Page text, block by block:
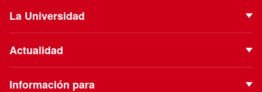
La Universidad
Proyecto Institucional
Actualidad
Información para